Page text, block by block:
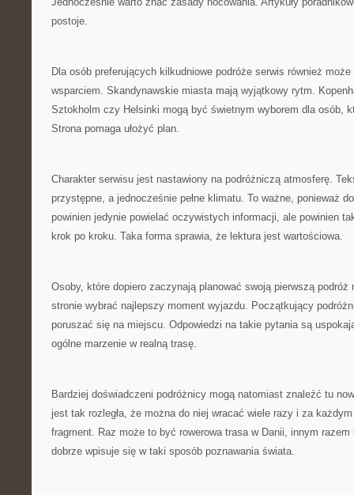
postoje.
Dla osób preferujących kilkudniowe podróże serwis również
wsparciem. Skandynawskie miasta mają wyjątkowy rytm.
Sztokholm czy Helsinki mogą być świetnym wyborem dla osób,
Strona pomaga ułożyć plan.
Charakter serwisu jest nastawiony na podróżniczą atmosferę.
przystępne, a jednocześnie pełne klimatu. To ważne, ponieważ
powinien jedynie powielać oczywistych informacji, ale powinien
krok po kroku. Taka forma sprawia, że lektura jest wartościowa.
Osoby, które dopiero zaczynają planować swoją pierwszą podróż
stronie wybrać najlepszy moment wyjazdu. Początkujący
poruszać się na miejscu. Odpowiedzi na takie pytania są
ogólne marzenie w realną trasę.
Bardziej doświadczeni podróżnicy mogą natomiast znaleźć tu
jest tak rozległa, że można do niej wracać wiele razy i za
fragment. Raz może to być rowerowa trasa w Danii, innym razem
dobrze wpisuje się w taki sposób poznawania świata.